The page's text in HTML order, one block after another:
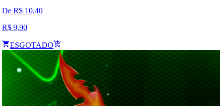
De R$ 10,40
R$ 9,90
ESGOTADO